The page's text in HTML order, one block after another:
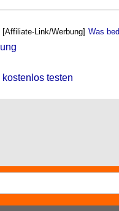
[Affiliate-Link/Werbung] Was
kostenlos testen